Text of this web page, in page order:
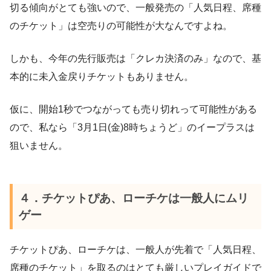
切る傾向がとても強いので、一般発売の「人気日程、席種
のチケット」は空売りの可能性が大なんですよね。
しかも、今年の先行販売は「クレカ決済のみ」なので、基
本的に未入金戻りチケットもありません。
仮に、開始1秒でつながっても売り切れって可能性がある
ので、私なら「3月1日(金)8時ちょうど」のイープラスは
狙いません。
４．チケットぴあ、ローチケは一般人にムリ
ゲー
チケットぴあ、ローチケは、一般人が先着で「人気日程、
席種のチケット」を取るのはとても厳しいプレイガイドで